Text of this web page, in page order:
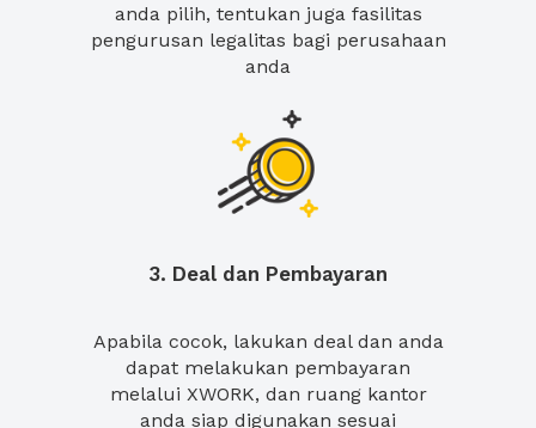
anda pilih, tentukan juga fasilitas
pengurusan legalitas bagi perusahaan
anda
3. Deal dan Pembayaran
Apabila cocok, lakukan deal dan anda
dapat melakukan pembayaran
melalui XWORK, dan ruang kantor
anda siap digunakan sesuai